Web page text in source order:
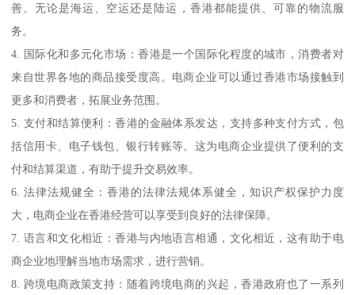
善。无论是海运、空运还是陆运，香港都能提供、可靠的物流服
务。
4. 国际化和多元化市场：香港是一个国际化程度的城市，消费者对
来自世界各地的商品接受度高。电商企业可以通过香港市场接触到
更多和消费者，拓展业务范围。
5. 支付和结算便利：香港的金融体系发达，支持多种支付方式，包
括信用卡、电子钱包、银行转账等。这为电商企业提供了便利的支
付和结算渠道，有助于提升交易效率。
6. 法律法规健全：香港的法律法规体系健全，知识产权保护力度
大，电商企业在香港经营可以享受到良好的法律保障。
7. 语言和文化相近：香港与内地语言相通，文化相近，这有助于电
商企业地理解当地市场需求，进行营销。
8. 跨境电商政策支持：随着跨境电商的兴起，香港政府也了一系列